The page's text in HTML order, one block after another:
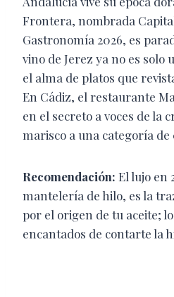
Frontera, nombrada
Gastronomía 2026, es
vino de Jerez ya no es solo
el alma de platos que
En Cádiz, el restaurante
en el secreto a voces de la
marisco a una categoría de
Recomendación: El lujo en
mantelería de hilo, es la
por el origen de tu aceite;
encantados de contarte la